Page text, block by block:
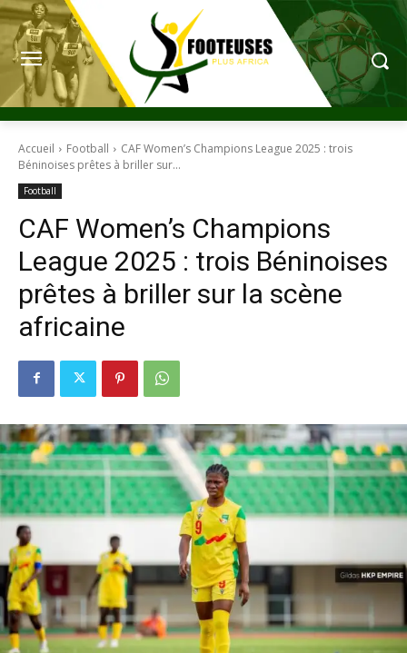
Accueil Football
CAF Women’s Champions League 2025 : trois
Béninoises prêtes à briller sur...
Football
CAF Women’s Champions
League 2025 : trois Béninoises
prêtes à briller sur la scène
africaine